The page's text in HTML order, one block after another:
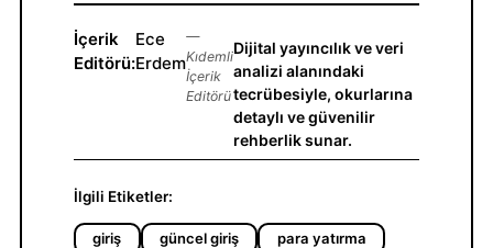
İçerik
Editörü:
Ece
Erdem
—
Kıdemli
İçerik
Editörü
Dijital yayıncılık ve veri
analizi alanındaki
tecrübesiyle, okurlarına
detaylı ve güvenilir
rehberlik sunar.
İlgili Etiketler:
giriş güncel giriş
para yatırma